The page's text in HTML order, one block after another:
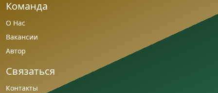
Команда
О Нас
Вакансии
Автор
Связаться
Контакты